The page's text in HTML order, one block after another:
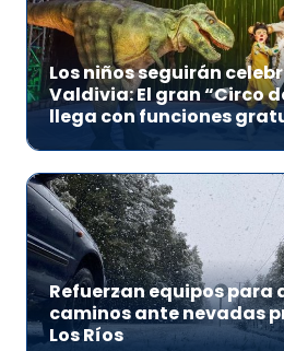
Los niños seguirán
Valdivia: El gran “Circo
llega con funciones
Refuerzan equipos para
caminos ante nevadas
Los Ríos